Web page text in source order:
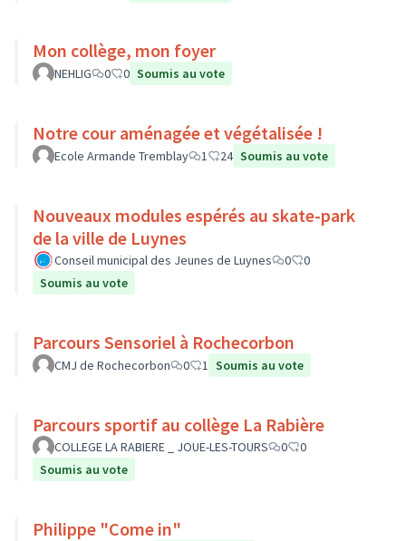
Mon collège, mon foyer
NEHLIG 0 0 Soumis au vote
Notre cour aménagée et végétalisée !
Ecole Armande Tremblay 1 24 Soumis au vote
Nouveaux modules espérés au skate-park
de la ville de Luynes
Conseil municipal des Jeunes de Luynes 0
0
Soumis au vote
Parcours Sensoriel à Rochecorbon
CMJ de Rochecorbon 0 1 Soumis au vote
Parcours sportif au collège La Rabière
COLLEGE LA RABIERE _ JOUE-LES-TOURS 0
0
Soumis au vote
Philippe "Come in"